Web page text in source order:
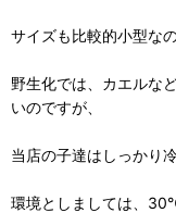
サイズも比較的小型な
野生化では、カエルな
いのですが、
当店の子達はしっかり
環境としましては、